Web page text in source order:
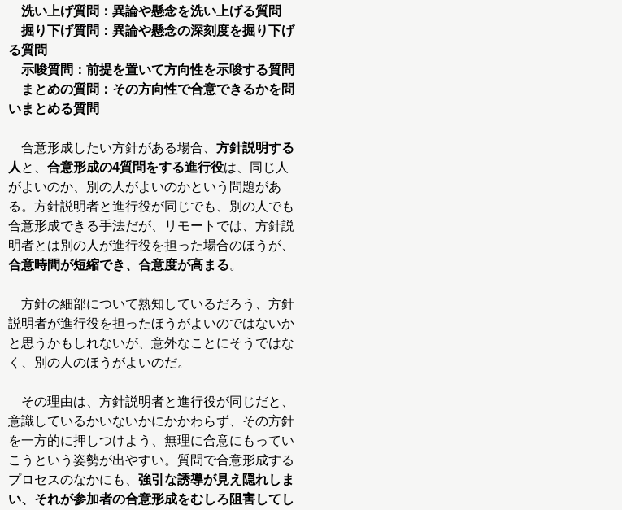
洗い上げ質問：異論や懸念を洗い上げる質問
掘り下げ質問：異論や懸念の深刻度を掘り下げ
る質問
示唆質問：前提を置いて方向性を示唆する質問
まとめの質問：その方向性で合意できるかを問
いまとめる質問
合意形成したい方針がある場合、 方針説明する
人 と、 合意形成の4質問をする進行役は、同じ人
がよいのか、別の人がよいのかという問題があ
る。方針説明者と進行役が同じでも、別の人でも
合意形成できる手法だが、リモートでは、方針説
明者とは別の人が進行役を担った場合のほうが、
合意時間が短縮でき、合意度が高まる。
方針の細部について熟知しているだろう、方針
説明者が進行役を担ったほうがよいのではないか
と思うかもしれないが、意外なことにそうではな
く、別の人のほうがよいのだ。
その理由は、方針説明者と進行役が同じだと、
意識しているかいないかにかかわらず、その方針
を一方的に押しつけよう、無理に合意にもってい
こうという姿勢が出やすい。質問で合意形成する
プロセスのなかにも、 強引な誘導が見え隠れしま
い、それが参加者の合意形成をむしろ阻害してし